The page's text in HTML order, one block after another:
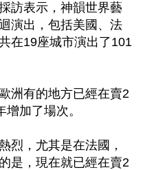
訪表示，神韻世界藝
演出，包括美國、法
在19座城市演出了101
洲有的地方已經在賣2
加了場次。
烈，尤其是在法國，
是，現在就已經在賣2